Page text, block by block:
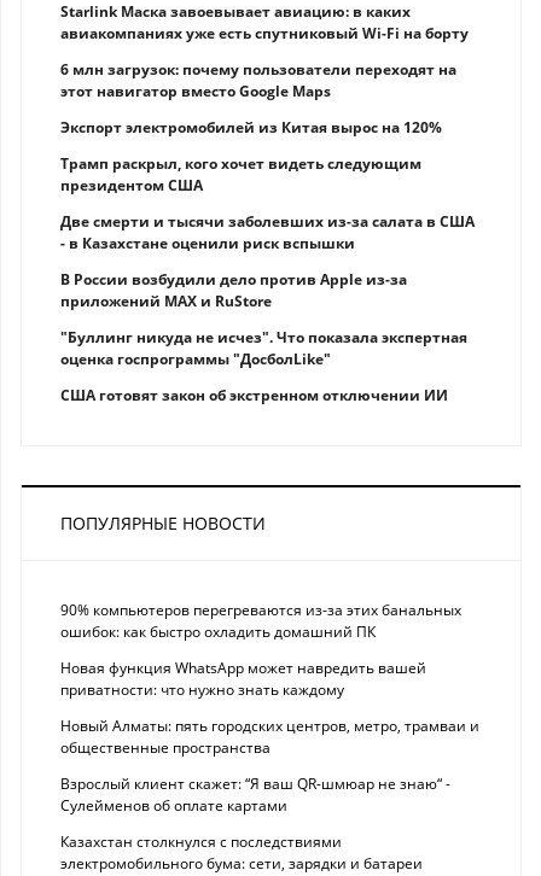
Starlink Маска завоевывает авиацию: в каких
авиакомпаниях уже есть спутниковый Wi-Fi на борту
6 млн загрузок: почему пользователи переходят на
этот навигатор вместо Google Maps
Экспорт электромобилей из Китая вырос на 120%
Трамп раскрыл, кого хочет видеть следующим
президентом США
Две смерти и тысячи заболевших из-за салата в США
- в Казахстане оценили риск вспышки
В России возбудили дело против Apple из-за
приложений MAX и RuStore
"Буллинг никуда не исчез". Что показала экспертная
оценка госпрограммы "ДосболLike"
США готовят закон об экстренном отключении ИИ
ПОПУЛЯРНЫЕ НОВОСТИ
90% компьютеров перегреваются из-за этих банальных
ошибок: как быстро охладить домашний ПК
Новая функция WhatsApp может навредить вашей
приватности: что нужно знать каждому
Новый Алматы: пять городских центров, метро, трамваи и
общественные пространства
Взрослый клиент скажет: “Я ваш QR-шмюар не знаю“ -
Сулейменов об оплате картами
Казахстан столкнулся с последствиями
электромобильного бума: сети, зарядки и батареи